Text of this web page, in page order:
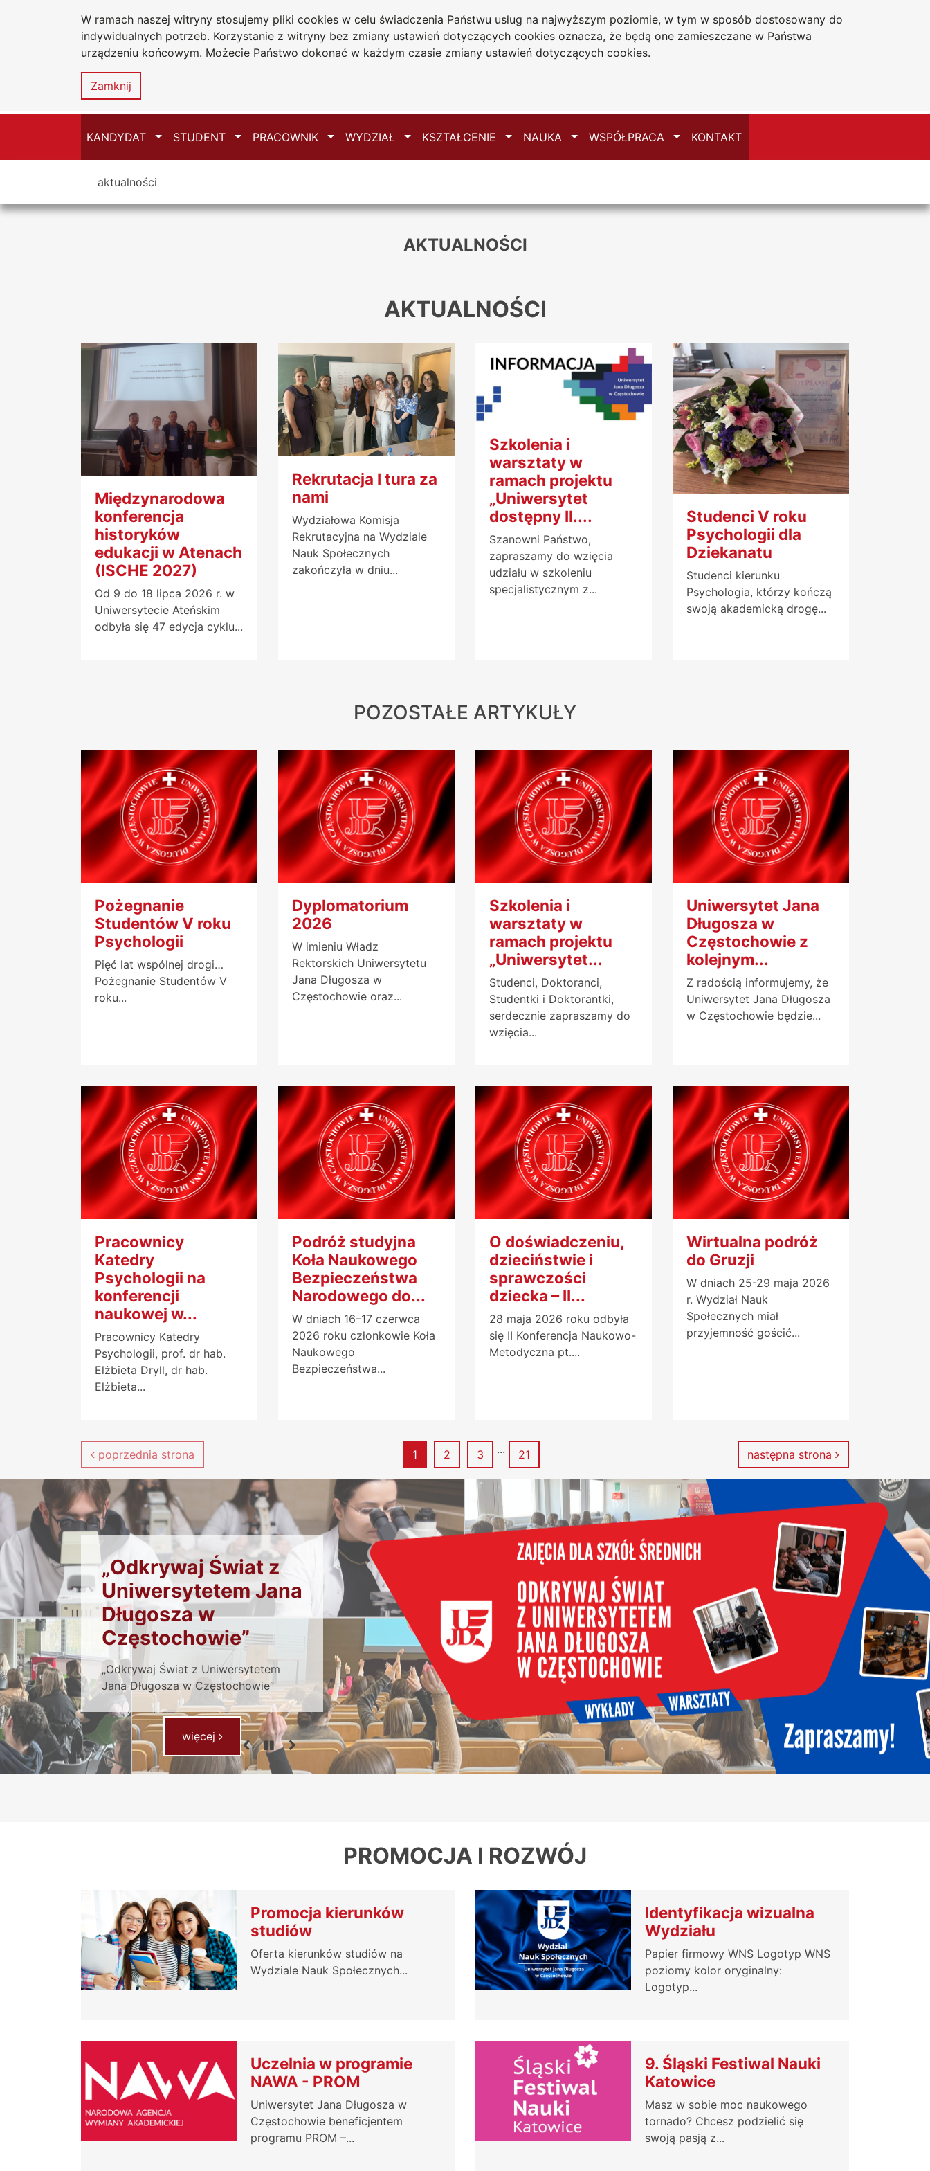
W ramach naszej witryny stosujemy pliki cookies w celu świadczenia Państwu usług na najwyższym poziomie, w tym w sposób dostosowany do
indywidualnych potrzeb. Korzystanie z witryny bez zmiany ustawień dotyczących cookies oznacza, że będą one zamieszczane w Państwa
urządzeniu końcowym. Możecie Państwo dokonać w każdym czasie zmiany ustawień dotyczących cookies.
Zamknij
Przejdź do głównego menu
Przejdź do treści
Przejdź do wyszukiwarki
Przejdź do mapy serwisuUniwersytet
Jana
Długosza
Wydział Nauk
Społecznych
Deklaracja dostępności
Mapa serwisu
KANDYDAT Przełącz
STUDENT Przełącz
PRACOWNIK Przełącz
WYDZIAŁ Przełącz
KSZTAŁCENIE Przełącz
NAUKA Przełącz
WSPÓŁPRACA Przełącz
KONTAKT
Tutaj jesteś
aktualności
AKTUALNOŚCI
AKTUALNOŚCI
Międzynarodowa
konferencja
historyków
edukacji w Atenach
(ISCHE 2027)
Od 9 do 18 lipca 2026 r. w
Uniwersytecie Ateńskim
odbyła się 47 edycja cyklu...
Rekrutacja I tura za
nami
Wydziałowa Komisja
Rekrutacyjna na Wydziale
Nauk Społecznych
zakończyła w dniu...
Szkolenia i
warsztaty w
ramach projektu
„Uniwersytet
dostępny II....
Szanowni Państwo,
zapraszamy do wzięcia
udziału w szkoleniu
specjalistycznym z...
Studenci V roku
Psychologii dla
Dziekanatu
Studenci kierunku
Psychologia, którzy kończą
swoją akademicką drogę...
POZOSTAŁE ARTYKUŁY
Pożegnanie
Studentów V roku
Psychologii
Pięć lat wspólnej drogi…
Pożegnanie Studentów V
roku...
Dyplomatorium
2026
W imieniu Władz
Rektorskich Uniwersytetu
Jana Długosza w
Częstochowie oraz...
Szkolenia i
warsztaty w
ramach projektu
„Uniwersytet...
Studenci, Doktoranci,
Studentki i Doktorantki,
serdecznie zapraszamy do
wzięcia...
Uniwersytet Jana
Długosza w
Częstochowie z
kolejnym...
Z radością informujemy, że
Uniwersytet Jana Długosza
w Częstochowie będzie...
Pracownicy
Katedry
Psychologii na
konferencji
naukowej w...
Pracownicy Katedry
Psychologii, prof. dr hab.
Elżbieta Dryll, dr hab.
Elżbieta...
Podróż studyjna
Koła Naukowego
Bezpieczeństwa
Narodowego do...
W dniach 16–17 czerwca
2026 roku członkowie Koła
Naukowego
Bezpieczeństwa...
O doświadczeniu,
dzieciństwie i
sprawczości
dziecka – II...
28 maja 2026 roku odbyła
się II Konferencja Naukowo-
Metodyczna pt....
Wirtualna podróż
do Gruzji
W dniach 25-29 maja 2026
r. Wydział Nauk
Społecznych miał
przyjemność gościć...
poprzednia strona Strona
1 Strona
2 Strona
3 ... Strona
21 następna strona
PRZECZYTAJ KONIECZNIE
Powitanie
Witamy na stronie Wydziału Nauk
Społecznych Uniwersytetu Jana
Długosza w Częstochowie
więcej- Powitanie
PROMOCJA I ROZWÓJ
Promocja kierunków
studiów
Oferta kierunków studiów na
Wydziale Nauk Społecznych...
Identyfikacja wizualna
Wydziału
Papier firmowy WNS Logotyp WNS
poziomy kolor oryginalny:
Logotyp...
Uczelnia w programie
NAWA - PROM
Uniwersytet Jana Długosza w
Częstochowie beneficjentem
programu PROM –...
9. Śląski Festiwal Nauki
Katowice
Masz w sobie moc naukowego
tornado? Chcesz podzielić się
swoją pasją z...